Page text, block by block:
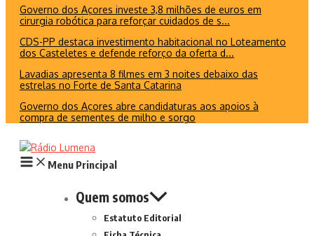
Governo dos Açores investe 3,8 milhões de euros em
cirurgia robótica para reforçar cuidados de s...
CDS-PP destaca investimento habitacional no Loteamento
dos Casteletes e defende reforço da oferta d...
Lavadias apresenta 8 filmes em 3 noites debaixo das
estrelas no Forte de Santa Catarina
Governo dos Açores abre candidaturas aos apoios à
compra de sementes de milho e sorgo
Menu Principal
Quem somos
Estatuto Editorial